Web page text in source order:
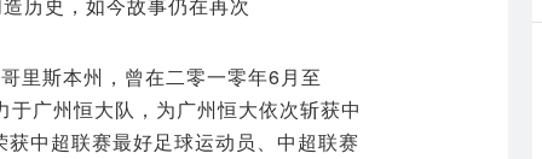
里斯本州，曾在二零一零年6月至
广州恒大队，为广州恒大依次斩获中
中超联赛最好足球运动员、中超联赛